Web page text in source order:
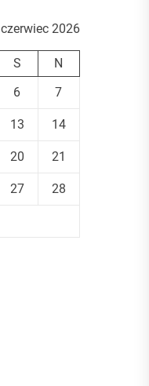
czerwiec 2026
S
N
6 7
13 14
20 21
27 28